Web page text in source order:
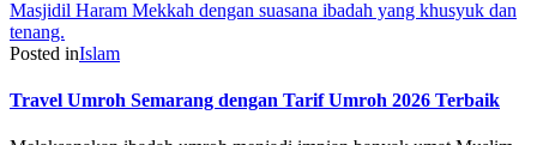
Posted inIslam
Travel Umroh Semarang dengan Tarif Umroh 2026 Terbaik